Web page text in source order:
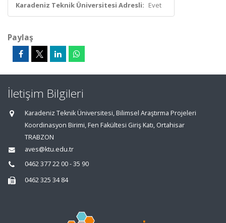
Karadeniz Teknik Üniversitesi Adresli: Evet
Paylaş
İletişim Bilgileri
Karadeniz Teknik Üniversitesi, Bilimsel Araştırma Projeleri
Koordinasyon Birimi, Fen Fakültesi Giriş Katı, Ortahisar
TRABZON
aves@ktu.edu.tr
0462 377 22 00 - 35 90
0462 325 34 84